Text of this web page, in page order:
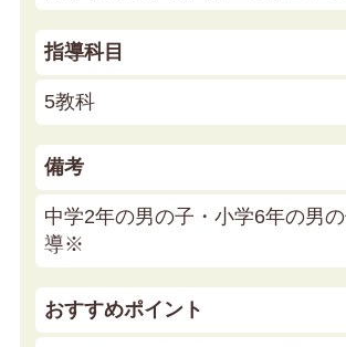
指導科目
5教科
備考
中学2年の男の子・小学6年の男
導※
おすすめポイント